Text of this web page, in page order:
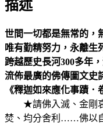
描述
世間一切都是無常的，
唯有勤精努力，永離生
跨越歷史長河300多年
流佈最廣的佛傳圖文史
《釋迦如來應化事蹟．
★請佛入滅、金剛哀
焚、均分舍利……佛以